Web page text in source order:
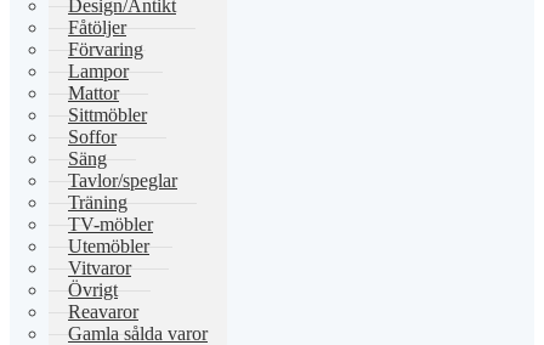
Design/Antikt
Fåtöljer
Förvaring
Lampor
Mattor
Sittmöbler
Soffor
Säng
Tavlor/speglar
Träning
TV-möbler
Utemöbler
Vitvaror
Övrigt
Reavaror
Gamla sålda varor